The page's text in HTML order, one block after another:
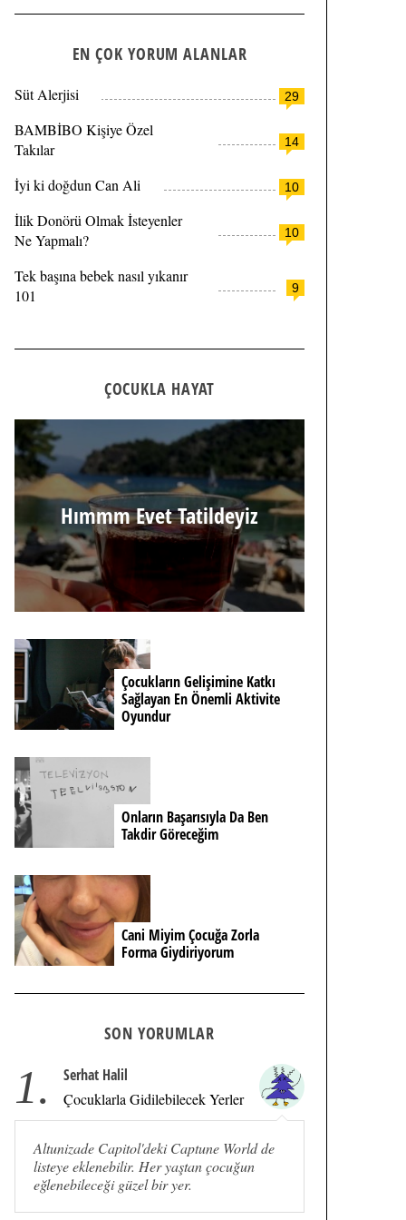
EN ÇOK YORUM ALANLAR
29
Süt Alerjisi
14
BAMBİBO Kişiye Özel
Takılar
10
İyi ki doğdun Can Ali
10
İlik Donörü Olmak İsteyenler
Ne Yapmalı?
9
Tek başına bebek nasıl yıkanır
101
ÇOCUKLA HAYAT
Hımmm Evet Tatildeyiz
Çocukların Gelişimine Katkı
Sağlayan En Önemli Aktivite
Oyundur
Onların Başarısıyla Da Ben
Takdir Göreceğim
Cani Miyim Çocuğa Zorla
Forma Giydiriyorum
SON YORUMLAR
1. Serhat Halil
Çocuklarla Gidilebilecek Yerler
Altunizade Capitol'deki Captune World de
listeye eklenebilir. Her yaştan çocuğun
eğlenebileceği güzel bir yer.